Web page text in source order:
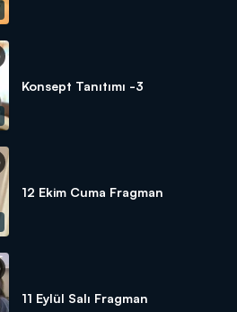
Konsept Tanıtımı -3
12 Ekim Cuma Fragman
11 Eylül Salı Fragman